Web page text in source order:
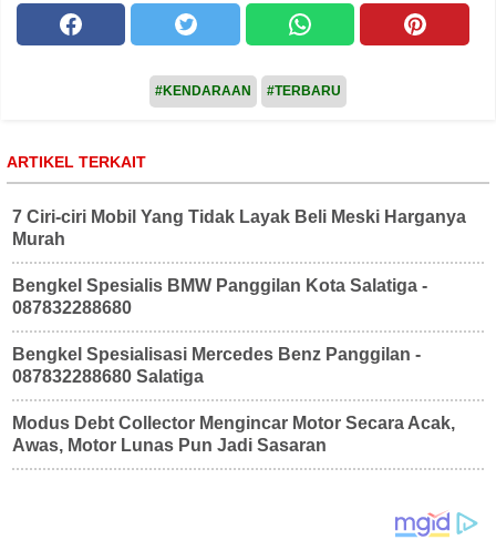
#KENDARAAN #TERBARU
ARTIKEL TERKAIT
7 Ciri-ciri Mobil Yang Tidak Layak Beli Meski Harganya
Murah
Bengkel Spesialis BMW Panggilan Kota Salatiga -
087832288680
Bengkel Spesialisasi Mercedes Benz Panggilan -
087832288680 Salatiga
Modus Debt Collector Mengincar Motor Secara Acak,
Awas, Motor Lunas Pun Jadi Sasaran